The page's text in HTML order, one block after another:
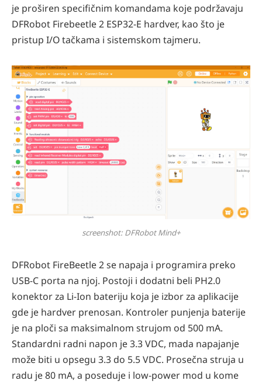
je proširen specifičnim komandama koje podržavaju
DFRobot Firebeetle 2 ESP32-E hardver, kao što je
pristup I/O tačkama i sistemskom tajmeru.
screenshot: DFRobot Mind+
DFRobot FireBeetle 2 se napaja i programira preko
USB-C porta na njoj. Postoji i dodatni beli PH2.0
konektor za Li-Ion bateriju koja je izbor za aplikacije
gde je hardver prenosan. Kontroler punjenja baterije
je na ploči sa maksimalnom strujom od 500 mA.
Standardni radni napon je 3.3 VDC, mada napajanje
može biti u opsegu 3.3 do 5.5 VDC. Prosečna struja u
radu je 80 mA, a poseduje i low-power mod u kome